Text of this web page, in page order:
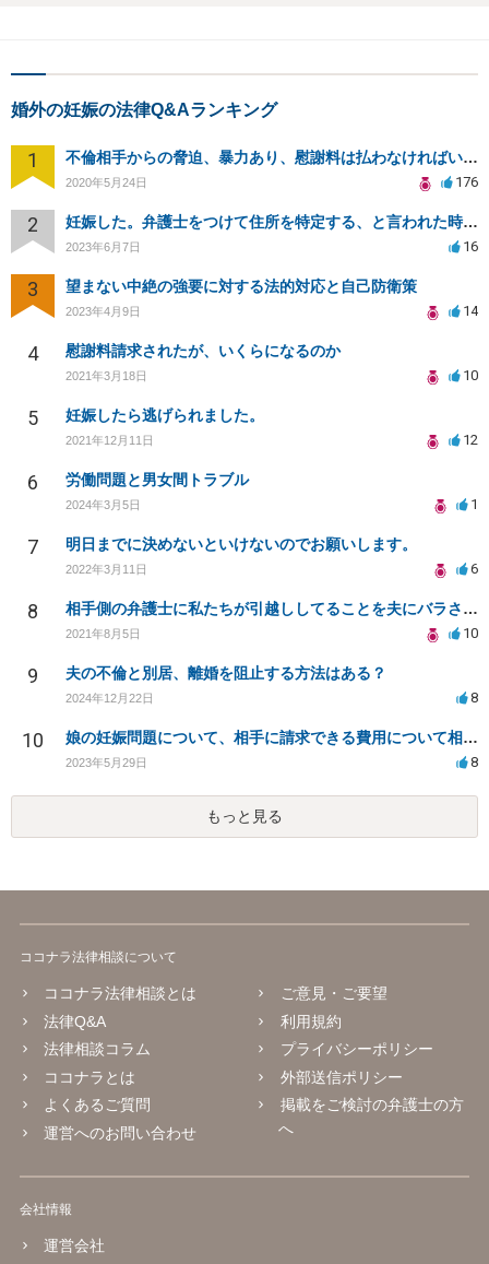
婚外の妊娠の法律Q&Aランキング
1 不倫相手からの脅迫、暴力あり、慰謝料は払わなければいけませんか
2020年5月24日 176
2 妊娠した。弁護士をつけて住所を特定する、と言われた時の対応について
2023年6月7日 16
3 望まない中絶の強要に対する法的対応と自己防衛策
2023年4月9日 14
4 慰謝料請求されたが、いくらになるのか
2021年3月18日 10
5 妊娠したら逃げられました。
2021年12月11日 12
6 労働問題と男女間トラブル
2024年3月5日 1
7 明日までに決めないといけないのでお願いします。
2022年3月11日 6
8 相手側の弁護士に私たちが引越ししてることを夫にバラされました。
2021年8月5日 10
9 夫の不倫と別居、離婚を阻止する方法はある？
2024年12月22日 8
10 娘の妊娠問題について、相手に請求できる費用について相談したい
2023年5月29日 8
もっと見る
ココナラ法律相談について
ココナラ法律相談とは
法律Q&A
法律相談コラム
ココナラとは
よくあるご質問
運営へのお問い合わせ
ご意見・ご要望
利用規約
プライバシーポリシー
外部送信ポリシー
掲載をご検討の弁護士の方
へ
会社情報
運営会社